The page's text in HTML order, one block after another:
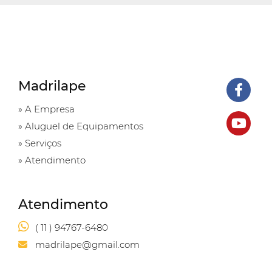
Madrilape
» A Empresa
» Aluguel de Equipamentos
» Serviços
» Atendimento
Atendimento
( 11 ) 94767-6480
madrilape@gmail.com